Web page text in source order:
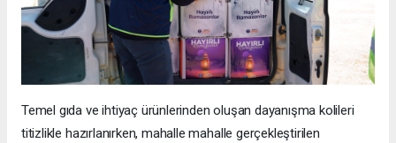
Temel gıda ve ihtiyaç ürünlerinden oluşan dayanışma kolileri
titizlikle hazırlanırken, mahalle mahalle gerçekleştirilen